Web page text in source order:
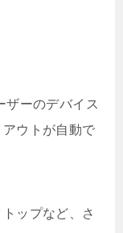
ザーのデバイス
ウトが自動で
ップなど、さ